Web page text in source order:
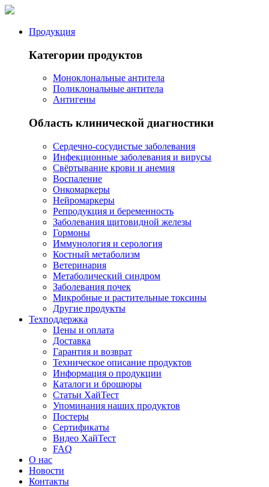
Продукция
Категории продуктов
Моноклональные антитела
Поликлональные антитела
Антигены
Область клинической диагностики
Сердечно-сосудистые заболевания
Инфекционные заболевания и вирусы
Свёртывание крови и анемия
Воспаление
Онкомаркеры
Нейромаркеры
Репродукция и беременность
Заболевания щитовидной железы
Гормоны
Иммунология и серология
Костный метаболизм
Ветеринария
Метаболический синдром
Заболевания почек
Микробные и растительные токсины
Другие продукты
Техподдержка
Цены и оплата
Доставка
Гарантия и возврат
Техническое описание продуктов
Информация о продукции
Каталоги и брошюры
Статьи ХайТест
Упоминания наших продуктов
Постеры
Сертификаты
Видео ХайТест
FAQ
О нас
Новости
Контакты